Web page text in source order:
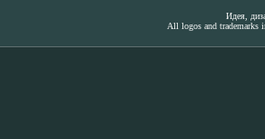
Идея,
All logos and trademarks